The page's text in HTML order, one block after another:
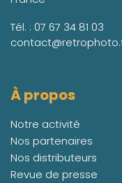
Tél. : 07 67 34 81 03
À propos
Notre activité
Nos partenaires
Nos distributeurs
Revue de presse